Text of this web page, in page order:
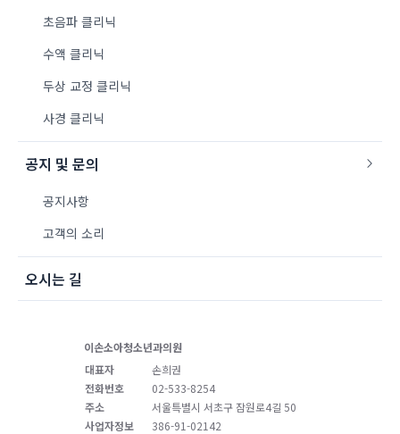
초음파 클리닉
수액 클리닉
두상 교정 클리닉
사경 클리닉
공지 및 문의
공지사항
고객의 소리
오시는 길
이손소아청소년과의원
대표자
손희권
전화번호
02-533-8254
주소
서울특별시 서초구 잠원로4길 50
사업자정보
386-91-02142